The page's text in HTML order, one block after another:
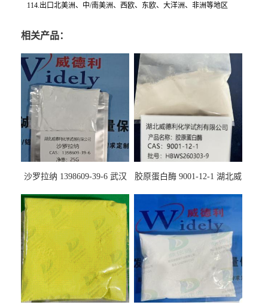
114.出口北美洲、中/南美洲、西欧、东欧、大洋洲、非洲等地区
相关产品：
沙罗拉纳 1398609-39-6 武汉
胶原蛋白酶 9001-12-1 湖北威